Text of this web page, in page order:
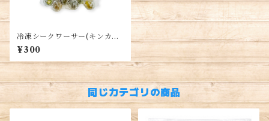
冷凍シークワーサー(キンカン)
250g/パック・Frozen Kum
quat・Quất đông lạnh
¥300
同じカテゴリの商品